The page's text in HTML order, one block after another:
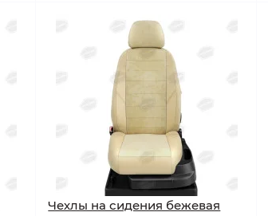
Чехлы на сидения бежевая